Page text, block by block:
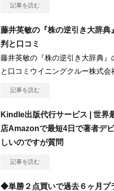
記事を読む
藤井英敏の『株の逆引き大辞典
判と口コミ
藤井英敏の『株の逆引き大辞典』
と口コミウイニングクルー株式
記事を読む
Kindle出版代行サービス | 世界
店Amazonで最短4日で著者デ
しいのですが質問
記事を読む
◆単勝２点買いで過去６ヶ月プ